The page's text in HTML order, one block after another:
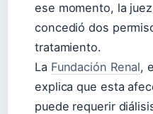
ese momento, la
concedió dos
tratamiento.
La Fundación Renal,
explica que esta
puede requerir